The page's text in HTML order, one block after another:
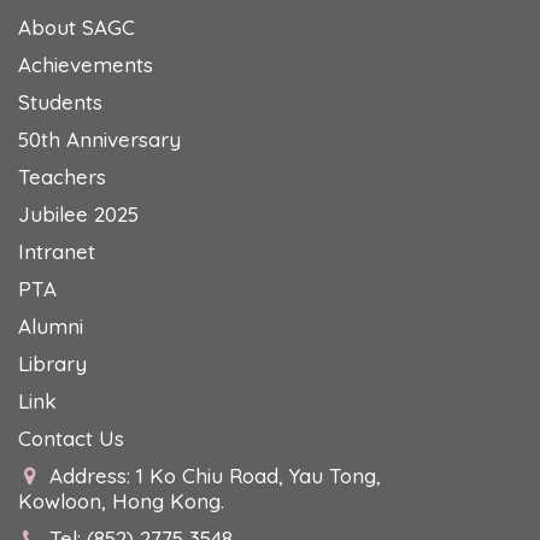
About SAGC
Achievements
Students
50th Anniversary
Teachers
Jubilee 2025
Intranet
PTA
Alumni
Library
Link
Contact Us
Address: 1 Ko Chiu Road, Yau Tong,
Kowloon, Hong Kong.